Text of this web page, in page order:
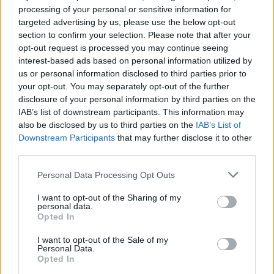
processing of your personal or sensitive information for
targeted advertising by us, please use the below opt-out
section to confirm your selection. Please note that after your
opt-out request is processed you may continue seeing
interest-based ads based on personal information utilized by
us or personal information disclosed to third parties prior to
your opt-out. You may separately opt-out of the further
disclosure of your personal information by third parties on the
IAB’s list of downstream participants. This information may
also be disclosed by us to third parties on the IAB’s List of
Downstream Participants that may further disclose it to other
Please note that this website/app uses one or more Google
not limited to your visit or usage behaviour. You may click to
grant or deny consent to Google and its third-party tags to
use your data for below specified purposes in below Google
consent section.
Personal Data Processing Opt Outs
I want to opt-out of the Sharing of my
personal data.
Opted In
I want to opt-out of the Sale of my
Personal Data.
Opted In
ugyancsak Tímár Éva szólaltatta meg.
Lenny Kravitz – Kálid Artúr . Természetesen Kálid
Artúr sem hiányozhat egy olyan filmből, amelynek
fél szereplőgárdája fekete.
valamint:
Yaya Alafia – Németh Borbála
Aml Ameen – Gesztesi Máté
David Banner – Bognár Tamás
John Fertitta – Rosta Sándor
Jim Gleason – Epres Attila
Dana Gourrier – Bognár Gyöngyvér
Adriane Lenox – Pikali Gerda
Alex Manette – Varga Gábor